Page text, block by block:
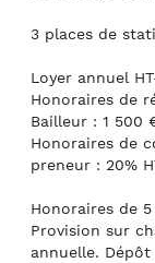
3 places de
Loyer annuel
Honoraires de
Bailleur : 1 500
Honoraires de
preneur : 20%
Honoraires de
Provision sur
annuelle.